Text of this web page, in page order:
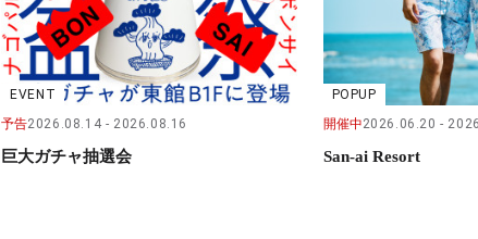
EVENT
予告2026.08.14 2026.08.16
巨大ガチャ抽選会
POPUP
開催中2026.06.20
San-ai Resort